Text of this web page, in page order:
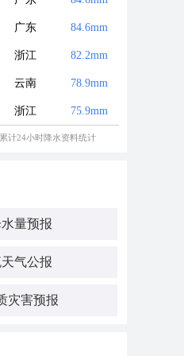
广东 84.6mm
浙江 82.2mm
云南 78.9mm
浙江 75.9mm
计24小时降水资料统计
量预报
气公报
灾害预报